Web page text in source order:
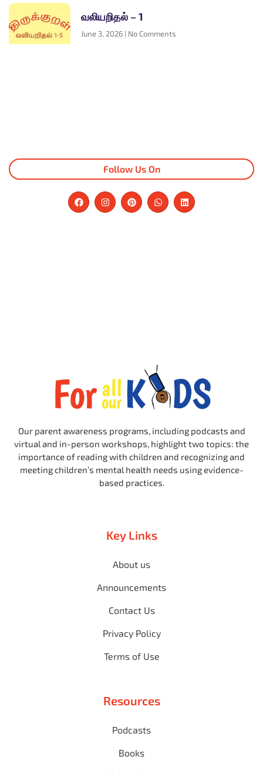
வலியறிதல் – 1
June 3, 2026 No Comments
Follow Us On
Our parent awareness programs, including podcasts and
virtual and in-person workshops, highlight two topics: the
importance of reading with children and recognizing and
meeting children’s mental health needs using evidence-
based practices.
Key Links
About us
Announcements
Contact Us
Privacy Policy
Terms of Use
Resources
Podcasts
Books